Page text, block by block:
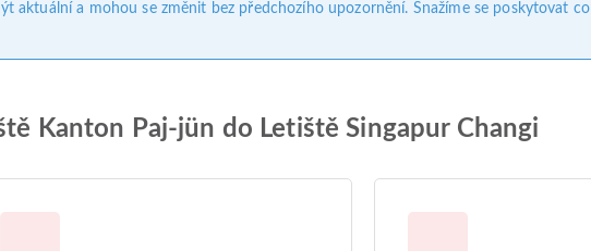
aktuální a mohou se změnit bez předchozího upozornění. Snažíme se poskytovat co
Kanton Paj-jün do Letiště Singapur Changi